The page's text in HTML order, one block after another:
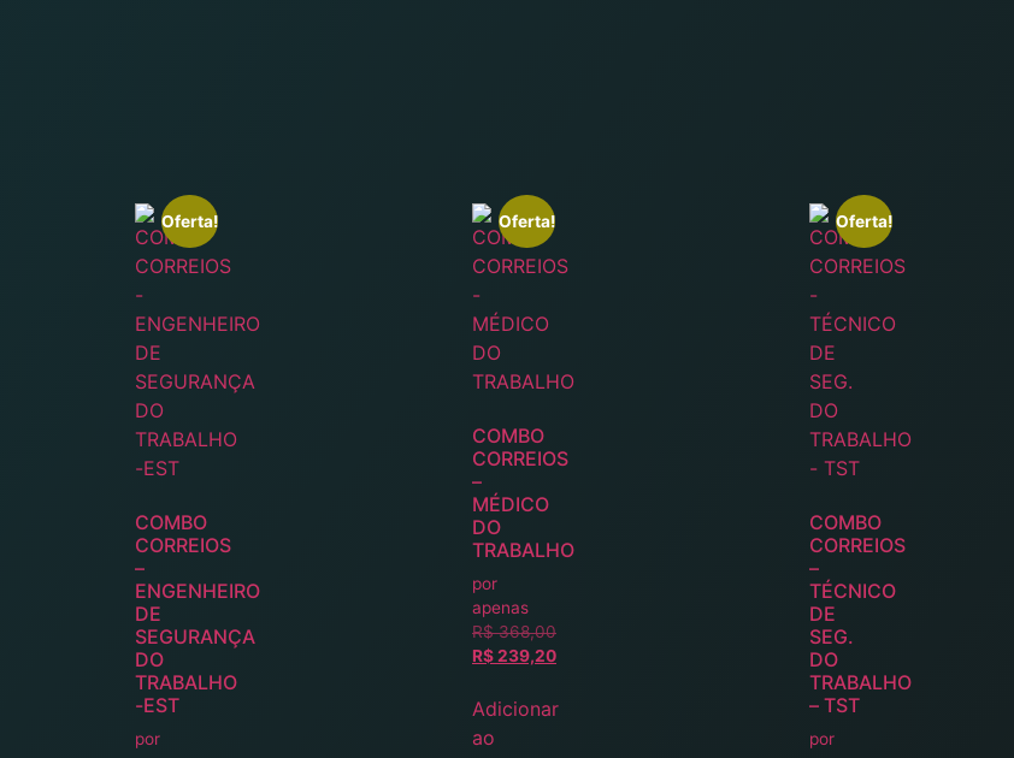
Oferta!
COMBO
CORREIOS
–
ENGENHEIRO
DE
SEGURANÇA
DO
TRABALHO
-EST
por
Oferta!
COMBO
CORREIOS
–
MÉDICO
DO
TRABALHO
por
apenas
R$368,00
R$239,20
Adicionar
ao
Oferta!
COMBO
CORREIOS
–
TÉCNICO
DE
SEG.
DO
TRABALHO
– TST
por